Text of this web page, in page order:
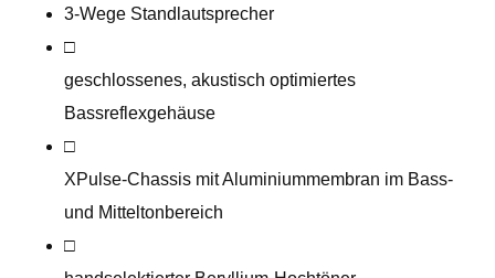
3-Wege Standlautsprecher
□
geschlossenes, akustisch optimiertes
Bassreflexgehäuse
□
XPulse-Chassis mit Aluminiummembran im Bass-
und Mitteltonbereich
□